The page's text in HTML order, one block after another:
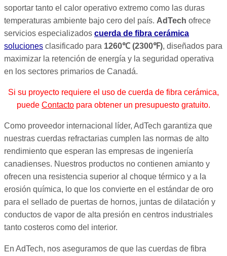
soportar tanto el calor operativo extremo como las duras
temperaturas ambiente bajo cero del país. AdTech ofrece
servicios especializados cuerda de fibra cerámica
soluciones clasificado para 1260℃ (2300℉), diseñados para
maximizar la retención de energía y la seguridad operativa
en los sectores primarios de Canadá.
Si su proyecto requiere el uso de cuerda de fibra cerámica,
puede Contacto para obtener un presupuesto gratuito.
Como proveedor internacional líder, AdTech garantiza que
nuestras cuerdas refractarias cumplen las normas de alto
rendimiento que esperan las empresas de ingeniería
canadienses. Nuestros productos no contienen amianto y
ofrecen una resistencia superior al choque térmico y a la
erosión química, lo que los convierte en el estándar de oro
para el sellado de puertas de hornos, juntas de dilatación y
conductos de vapor de alta presión en centros industriales
tanto costeros como del interior.
En AdTech, nos aseguramos de que las cuerdas de fibra